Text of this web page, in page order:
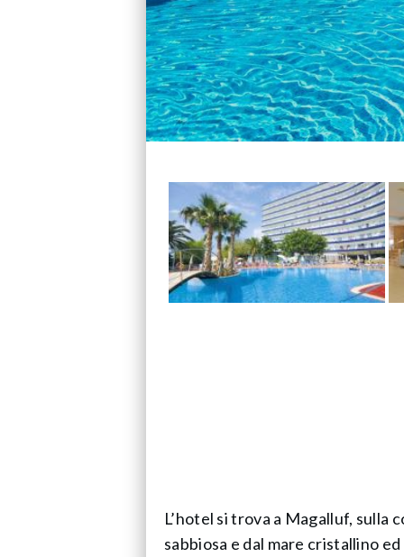
L’hotel si trova a Magalluf, sulla
sabbiosa e dal mare cristallino